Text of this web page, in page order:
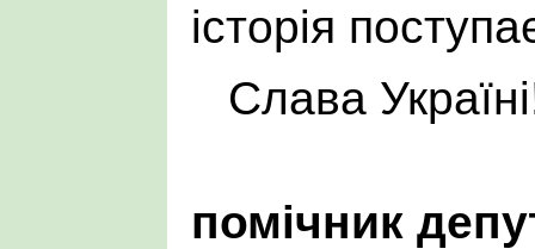
історія
Слава
помічник